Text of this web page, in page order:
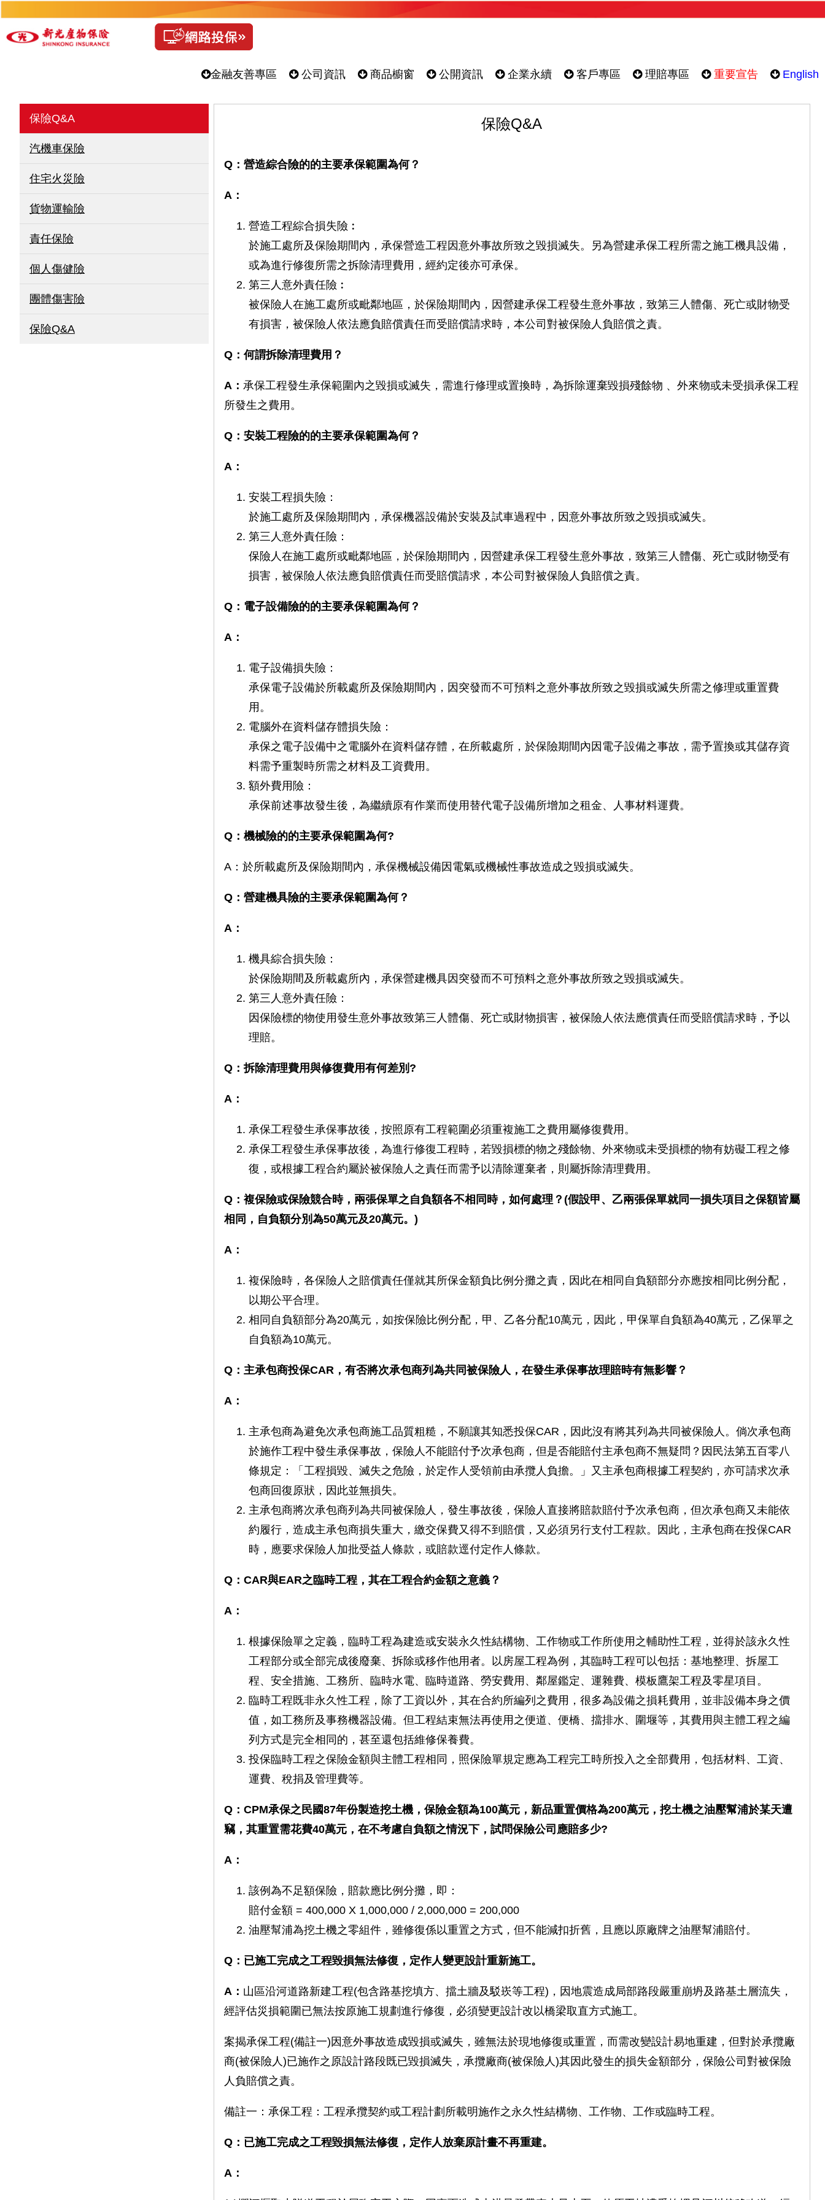
金融友善專區 公司資訊 商品櫥窗 公開資訊 企業永續 客戶專區 理賠專區 重要宣告 English
保險Q&A
汽機車保險
住宅火災險
貨物運輸險
責任保險
個人傷健險
團體傷害險
保險Q&A
保險Q&A
Q：營造綜合險的的主要承保範圍為何？
A：
營造工程綜合損失險︰
於施工處所及保險期間內，承保營造工程因意外事故所致之毀損滅失。另為營建承保工程所需之施工機具設備，
或為進行修復所需之拆除清理費用，經約定後亦可承保。
第三人意外責任險︰
被保險人在施工處所或毗鄰地區，於保險期間內，因營建承保工程發生意外事故，致第三人體傷、死亡或財物受
有損害，被保險人依法應負賠償責任而受賠償請求時，本公司對被保險人負賠償之責。
Q：何謂拆除清理費用？
A： 承保工程發生承保範圍內之毀損或滅失，需進行修理或置換時，為拆除運棄毀損殘餘物 、外來物或未受損承保工程
所發生之費用。
Q：安裝工程險的的主要承保範圍為何？
A：
安裝工程損失險：
於施工處所及保險期間內，承保機器設備於安裝及試車過程中，因意外事故所致之毀損或滅失。
第三人意外責任險：
保險人在施工處所或毗鄰地區，於保險期間內，因營建承保工程發生意外事故，致第三人體傷、死亡或財物受有
損害，被保險人依法應負賠償責任而受賠償請求，本公司對被保險人負賠償之責。
Q：電子設備險的的主要承保範圍為何？
A：
電子設備損失險：
承保電子設備於所載處所及保險期間內，因突發而不可預料之意外事故所致之毀損或滅失所需之修理或重置費
用。
電腦外在資料儲存體損失險：
承保之電子設備中之電腦外在資料儲存體，在所載處所，於保險期間內因電子設備之事故，需予置換或其儲存資
料需予重製時所需之材料及工資費用。
額外費用險：
承保前述事故發生後，為繼續原有作業而使用替代電子設備所增加之租金、人事材料運費。
Q：機械險的的主要承保範圍為何?
A：於所載處所及保險期間內，承保機械設備因電氣或機械性事故造成之毀損或滅失。
Q：營建機具險的主要承保範圍為何？
A：
機具綜合損失險：
於保險期間及所載處所內，承保營建機具因突發而不可預料之意外事故所致之毀損或滅失。
第三人意外責任險：
因保險標的物使用發生意外事故致第三人體傷、死亡或財物損害，被保險人依法應償責任而受賠償請求時，予以
理賠。
Q：拆除清理費用與修復費用有何差別?
A：
承保工程發生承保事故後，按照原有工程範圍必須重複施工之費用屬修復費用。
承保工程發生承保事故後，為進行修復工程時，若毀損標的物之殘餘物、外來物或未受損標的物有妨礙工程之修
復，或根據工程合約屬於被保險人之責任而需予以清除運棄者，則屬拆除清理費用。
Q：複保險或保險競合時，兩張保單之自負額各不相同時，如何處理？(假設甲、乙兩張保單就同一損失項目之保額皆屬
相同，自負額分別為50萬元及20萬元。)
A：
複保險時，各保險人之賠償責任僅就其所保金額負比例分攤之責，因此在相同自負額部分亦應按相同比例分配，
以期公平合理。
相同自負額部分為20萬元，如按保險比例分配，甲、乙各分配10萬元，因此，甲保單自負額為40萬元，乙保單之
自負額為10萬元。
Q： 主承包商投保CAR，有否將次承包商列為共同被保險人，在發生承保事故理賠時有無影響？
A：
主承包商為避免次承包商施工品質粗糙，不願讓其知悉投保CAR，因此沒有將其列為共同被保險人。倘次承包商
於施作工程中發生承保事故，保險人不能賠付予次承包商，但是否能賠付主承包商不無疑問？因民法第五百零八
條規定：「工程損毀、滅失之危險，於定作人受領前由承攬人負擔。」又主承包商根據工程契約，亦可請求次承
包商回復原狀，因此並無損失。
主承包商將次承包商列為共同被保險人，發生事故後，保險人直接將賠款賠付予次承包商，但次承包商又未能依
約履行，造成主承包商損失重大，繳交保費又得不到賠償，又必須另行支付工程款。因此，主承包商在投保CAR
時，應要求保險人加批受益人條款，或賠款逕付定作人條款。
Q：CAR與EAR之臨時工程，其在工程合約金額之意義？
A：
根據保險單之定義，臨時工程為建造或安裝永久性結構物、工作物或工作所使用之輔助性工程，並得於該永久性
工程部分或全部完成後廢棄、拆除或移作他用者。以房屋工程為例，其臨時工程可以包括：基地整理、拆屋工
程、安全措施、工務所、臨時水電、臨時道路、勞安費用、鄰屋鑑定、運雜費、模板鷹架工程及零星項目。
臨時工程既非永久性工程，除了工資以外，其在合約所編列之費用，很多為設備之損耗費用，並非設備本身之價
值，如工務所及事務機器設備。但工程結束無法再使用之便道、便橋、擋排水、圍堰等，其費用與主體工程之編
列方式是完全相同的，甚至還包括維修保養費。
投保臨時工程之保險金額與主體工程相同，照保險單規定應為工程完工時所投入之全部費用，包括材料、工資、
運費、稅捐及管理費等。
Q：CPM承保之民國87年份製造挖土機，保險金額為100萬元，新品重置價格為200萬元，挖土機之油壓幫浦於某天遭
竊，其重置需花費40萬元，在不考慮自負額之情況下，試問保險公司應賠多少?
A：
該例為不足額保險，賠款應比例分攤，即：
賠付金額 = 400,000 X 1,000,000 / 2,000,000 = 200,000
油壓幫浦為挖土機之零組件，雖修復係以重置之方式，但不能減扣折舊，且應以原廠牌之油壓幫浦賠付。
Q：已施工完成之工程毀損無法修復，定作人變更設計重新施工。
A： 山區沿河道路新建工程(包含路基挖填方、擋土牆及駁崁等工程)，因地震造成局部路段嚴重崩坍及路基土層流失，
經評估災損範圍已無法按原施工規劃進行修復，必須變更設計改以橋梁取直方式施工。
案揭承保工程(備註一)因意外事故造成毀損或滅失，雖無法於現地修復或重置，而需改變設計易地重建，但對於承攬廠
商(被保險人)已施作之原設計路段既已毀損滅失，承攬廠商(被保險人)其因此發生的損失金額部分，保險公司對被保險
人負賠償之責。
備註一：承保工程：工程承攬契約或工程計劃所載明施作之永久性結構物、工作物、工作或臨時工程。
Q：已施工完成之工程毀損無法修復，定作人放棄原計畫不再重建。
A：